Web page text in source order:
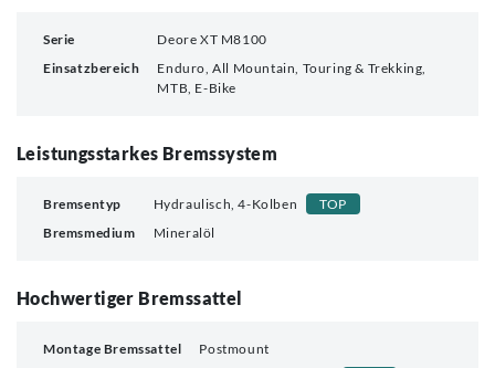
Serie
Deore XT M8100
Einsatzbereich
Enduro, All Mountain, Touring & Trekking,
MTB, E-Bike
Leistungsstarkes Bremssystem
Bremsentyp Hydraulisch, 4-Kolben
TOP
Bremsmedium
Mineralöl
Hochwertiger Bremssattel
Montage Bremssattel
Postmount